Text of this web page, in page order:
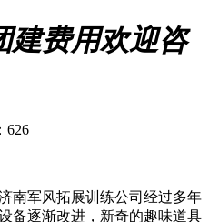
建费用欢迎咨
626
南军风拓展训练公司经过多年
备逐渐改进，新奇的趣味道具